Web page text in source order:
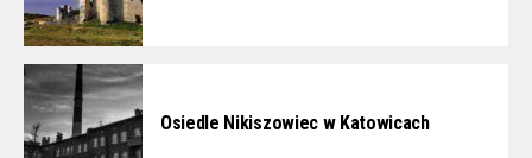
Osiedle Nikiszowiec w Katowicach